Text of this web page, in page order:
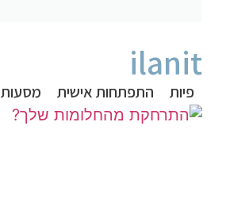
ilanit
פיות התפתחות אישית מסעות